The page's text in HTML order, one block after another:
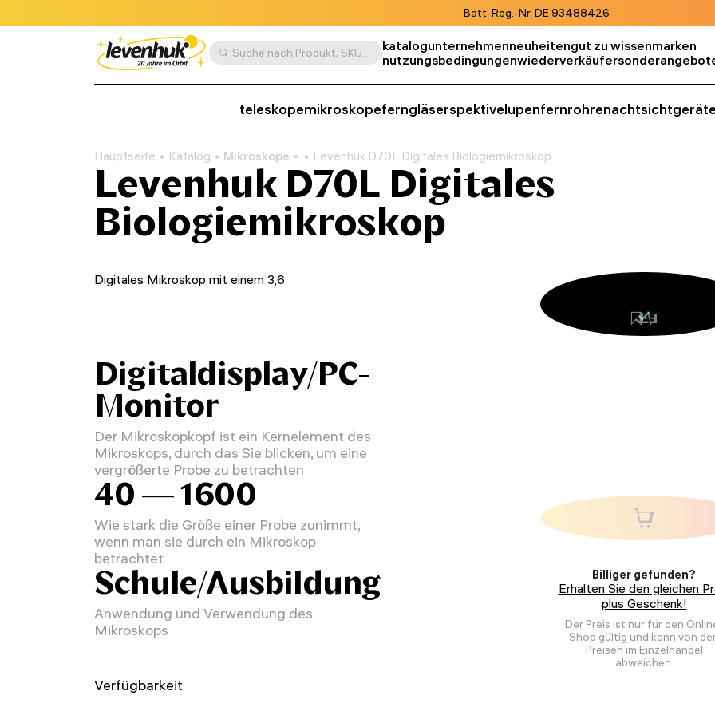
Batt-Reg.-Nr. DE 93488426
Suche nach Produkt, SKU, Kategorie, usw. katalogunternehmenneuheitengut zu wissenmarken
nutzungsbedingungenwiederverkäufer
teleskopemikroskopeferngläserspektivelupenfernrohrenachtsichtgeräte
Hauptseite Katalog Mikroskope Levenhuk D70L Digitales Biologiemikroskop
Levenhuk D70L Digitales
Biologiemikroskop
Billiger gefunden?
Erhalten Sie den gleichen
plus Geschenk!
Der Preis ist nur für den
Shop gültig und kann von
Preisen im Einzelhandel
abweichen.
Digitales Mikroskop mit einem 3,6
Digitaldisplay/PC-
Monitor
Der Mikroskopkopf ist ein Kernelement des
Mikroskops, durch das Sie blicken, um eine
vergrößerte Probe zu betrachten
40 — 1600
Wie stark die Größe einer Probe zunimmt,
wenn man sie durch ein Mikroskop
betrachtet
Schule/Ausbildung
Anwendung und Verwendung des
Mikroskops
Verfügbarkeit